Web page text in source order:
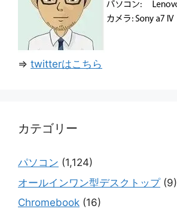
⇒ twitterはこちら
カテゴリー
パソコン (1,124)
オールインワン型デスクトップ(9)
Chromebook (16)